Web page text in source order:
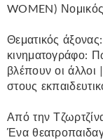
WOMEN)
Θεματικός
κινηματογράφο:
βλέπουν οι άλλοι
στους
Από την
Ένα